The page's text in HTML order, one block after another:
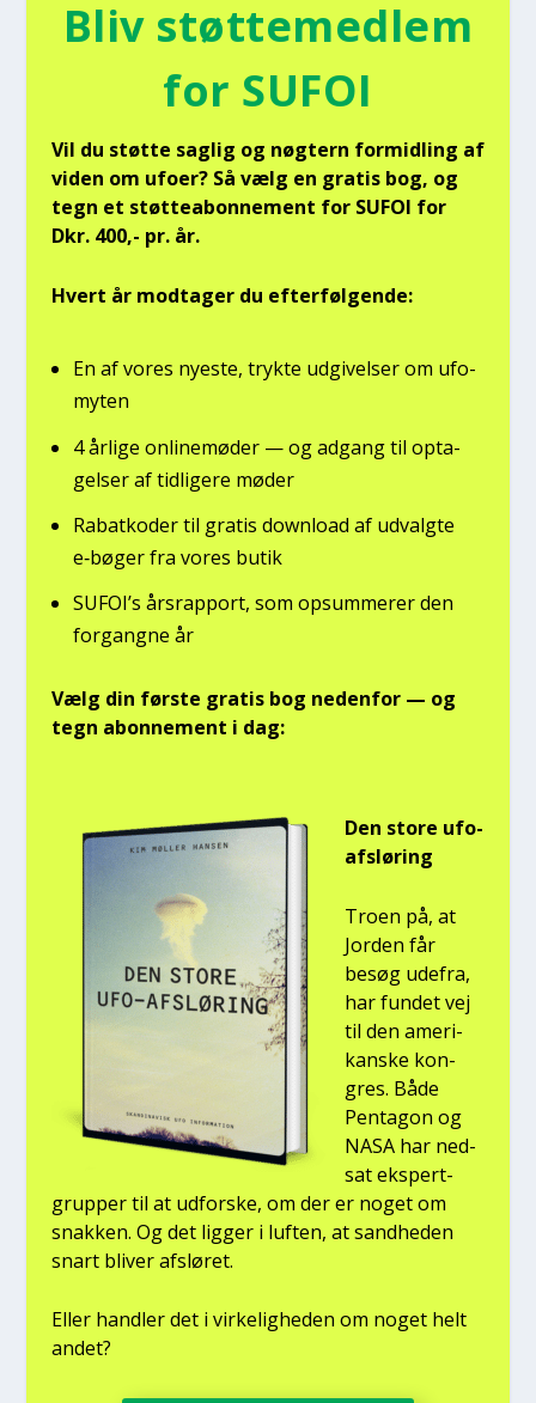
Bliv støt­te­med­lem
for SUFOI
Vil du støt­te sag­lig og nøg­tern for­mid­ling af
viden om ufo­er? Så vælg en gra­tis bog, og
tegn et støt­tea­bon­ne­ment for SUFOI for
Dkr. 400,- pr. år.
Hvert år mod­ta­ger du efter­føl­gen­de:
En af vores nye­ste, tryk­te udgi­vel­ser om ufo­
myten
4 årli­ge onli­ne­mø­der — og adgang til opta­
gel­ser af tid­li­ge­re møder
Rabat­ko­der til gra­tis down­lo­ad af udvalg­te
e‑bøger fra vores butik
SUFOI’s års­rap­port, som opsum­me­rer den
for­gang­ne år
Vælg din før­ste gra­tis bog neden­for — og
tegn abon­ne­ment i dag:
Den sto­re ufo-
afslø­ring
Tro­en på, at
Jor­den får
besøg ude­fra,
har fun­det vej
til den ame­ri­
kan­ske kon­
gres. Både
Pen­ta­gon og
NASA har ned­
sat eks­pert­
grup­per til at udfor­ske, om der er noget om
snak­ken. Og det lig­ger i luf­ten, at sand­he­den
snart bli­ver afslø­ret.
Eller hand­ler det i vir­ke­lig­he­den om noget helt
andet?